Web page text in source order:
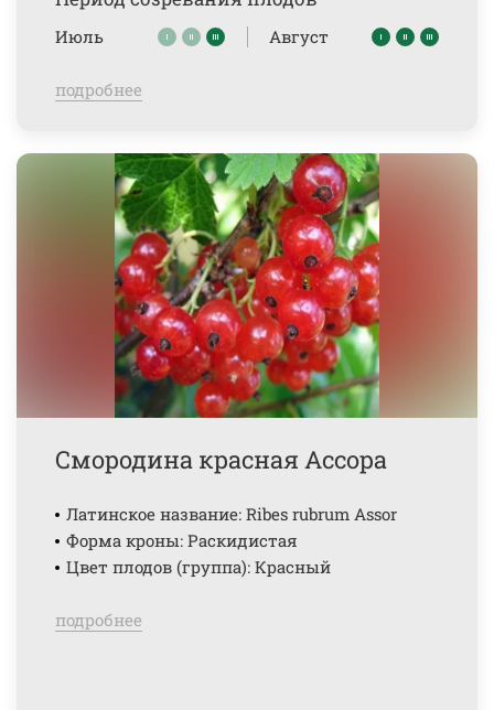
Июль Август
подробнее
Смородина красная Ассора
Латинское название: Ribes rubrum Assor
Форма кроны: Раскидистая
Цвет плодов (группа): Красный
подробнее